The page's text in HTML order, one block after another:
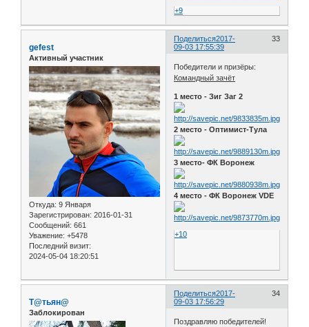
+9
Поделиться 33
2017-
09-03 17:55:39
gefest
Активный участник
Откуда: 9 Января
Зарегистрирован: 2016-01-31
Сообщений: 661
Уважение: +5478
Последний визит:
2024-05-04 18:20:51
Победители и призёры:
Командный зачёт
1 место - Зиг Заг 2
2 место - Оптимист-Тула
3 место- ФК Воронеж
4 место - ФК Воронеж VDE
+10
Поделиться 34
2017-
09-03 17:56:29
Т@тьян@
Заблокирован
Поздравляю победителей!